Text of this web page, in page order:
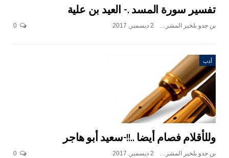
تفسير سورة المسد .- العيد بن علية
بن جدو بلخير المشرف العام 2 ديسمبر, 2017
أدب
وللأقلام فصام أيضا ..!!-سعيد أبو هاجر
بن جدو بلخير المشرف العام 2 ديسمبر, 2017